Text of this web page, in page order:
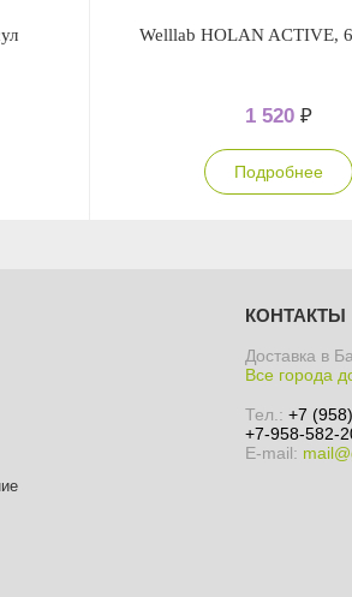
Welllab HOLAN ACTIVE,
1 520 ₽
Подробнее
КОНТАКТЫ
Доставка в
Все города
Тел.:+7
+7-958-582-
E-mail: